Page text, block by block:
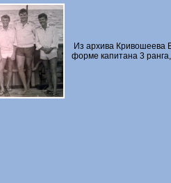
Из архива Кривошеева
форме капитана 3